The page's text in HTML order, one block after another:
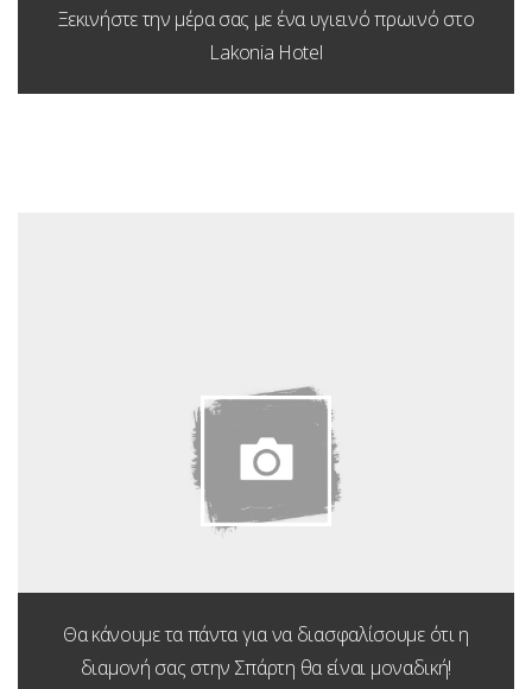
Ξεκινήστε την μέρα σας με ένα υγιεινό πρωινό στο
Lakonia Hotel
Θα κάνουμε τα πάντα για να διασφαλίσουμε ότι η
διαμονή σας στην Σπάρτη θα είναι μοναδική!